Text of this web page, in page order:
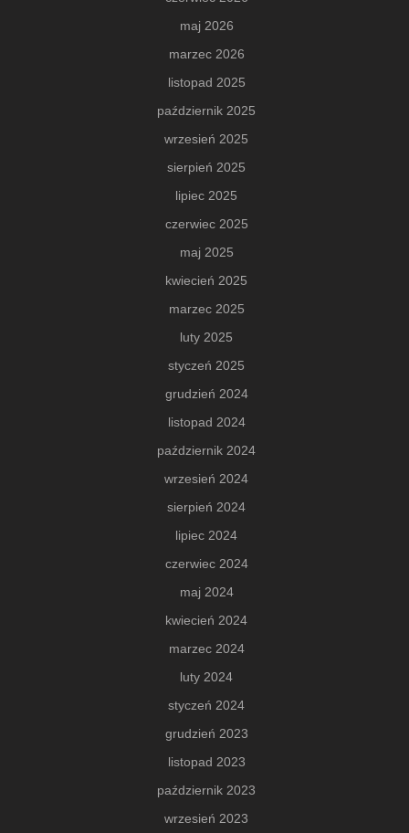
maj 2026
marzec 2026
listopad 2025
październik 2025
wrzesień 2025
sierpień 2025
lipiec 2025
czerwiec 2025
maj 2025
kwiecień 2025
marzec 2025
luty 2025
styczeń 2025
grudzień 2024
listopad 2024
październik 2024
wrzesień 2024
sierpień 2024
lipiec 2024
czerwiec 2024
maj 2024
kwiecień 2024
marzec 2024
luty 2024
styczeń 2024
grudzień 2023
listopad 2023
październik 2023
wrzesień 2023